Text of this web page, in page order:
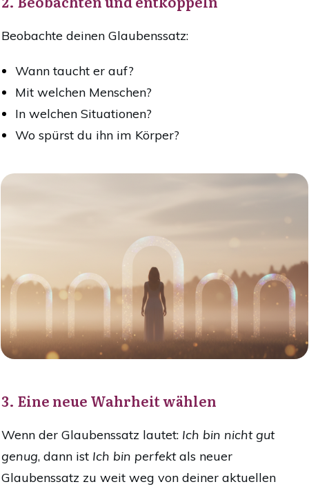
Beobachte deinen Glaubenssatz:
Wann taucht er auf?
Mit welchen Menschen?
In welchen Situationen?
Wo spürst du ihn im Körper?
3. Eine neue Wahrheit wählen
Wenn der Glaubenssatz lautet: Ich bin nicht gut
genug, dann ist Ich bin perfektals neuer
Glaubenssatz zu weit weg von deiner aktuellen